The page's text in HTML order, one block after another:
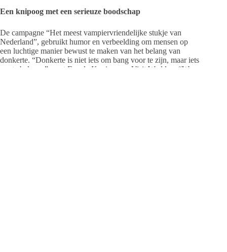
Een knipoog met een serieuze boodschap
De campagne “Het meest vampiervriendelijke stukje van
Nederland”, gebruikt humor en verbeelding om mensen op
een luchtige manier bewust te maken van het belang van
donkerte. “Donkerte is niet iets om bang voor te zijn, maar iets
om te beleven”, zegt Fay de Koning van Visit Wadden. “We